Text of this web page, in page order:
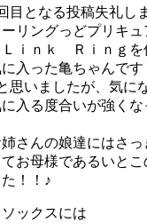
目となる投稿失礼し
リングっどプリキ
Ｌｉｎｋ Ｒｉｎｇを
入った亀ちゃんです
思いましたが、気に
入る度合いが強くな
さんの娘達にはさっ
お母様であるいと
！！♪
ックスには